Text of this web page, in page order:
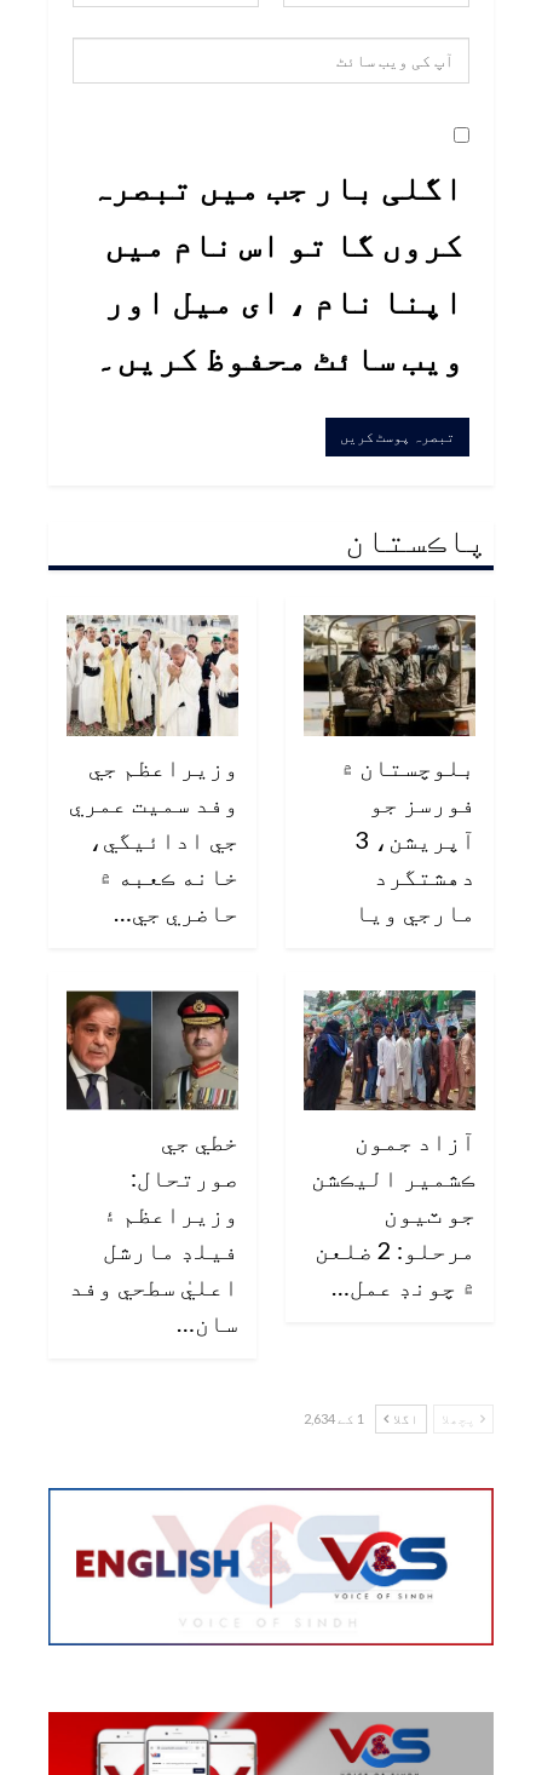
اگلی بار جب میں تبصرہ
کروں گا تو اس نام میں
اپنا نام ، ای میل اور
ویب سائٹ محفوظ کریں۔
پاڪستان
بلوچستان ۾
فورسز جو
آپريشن، 3
دهشتگرد
مارجي ويا
وزيراعظم جي
وفد سميت عمري
جي ادائيگي،
خانه ڪعبه ۾
حاضري جي…
آزاد جمون
ڪشمير اليڪشن
جو ٽيون
مرحلو: 2 ضلعن
۾ چونڊ عمل…
خطي جي
صورتحال:
وزيراعظم ۽
فيلڊ مارشل
اعليٰ سطحي وفد
سان…
پچھلا اگلا 1 کے 2,634